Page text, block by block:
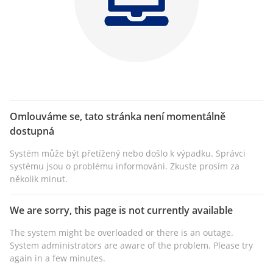
Omlouváme se, tato stránka není momentálně
dostupná
Systém může být přetížený nebo došlo k výpadku. Správci
systému jsou o problému informováni. Zkuste prosím za
několik minut.
We are sorry, this page is not currently available
The system might be overloaded or there is an outage.
System administrators are aware of the problem. Please try
again in a few minutes.